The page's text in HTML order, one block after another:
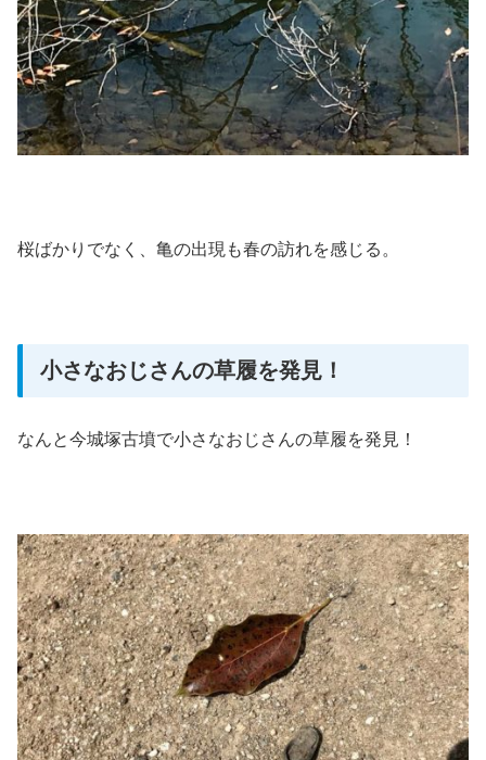
桜ばかりでなく、亀の出現も春の訪れを感じる。
小さなおじさんの草履を発見！
なんと今城塚古墳で小さなおじさんの草履を発見！